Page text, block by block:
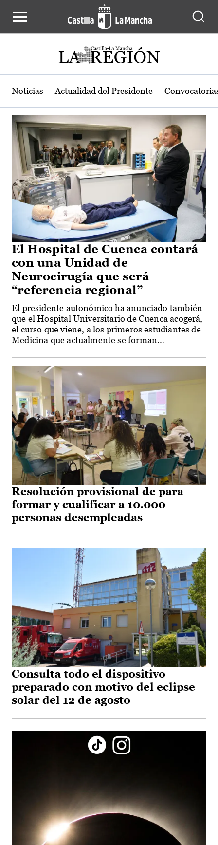
Actualidad de la región de Castilla-
Noticias Actualidad del Presidente
El Hospital de Cuenca contará
con una Unidad de
Neurocirugía que será
“referencia regional”
El presidente autonómico ha anunciado también
que el Hospital Universitario de Cuenca acogerá,
el curso que viene, a los primeros estudiantes de
Medicina que actualmente se forman...
Resolución provisional de para
formar y cualificar a 10.000
personas desempleadas
Consulta todo el dispositivo
preparado con motivo del eclipse
solar del 12 de agosto